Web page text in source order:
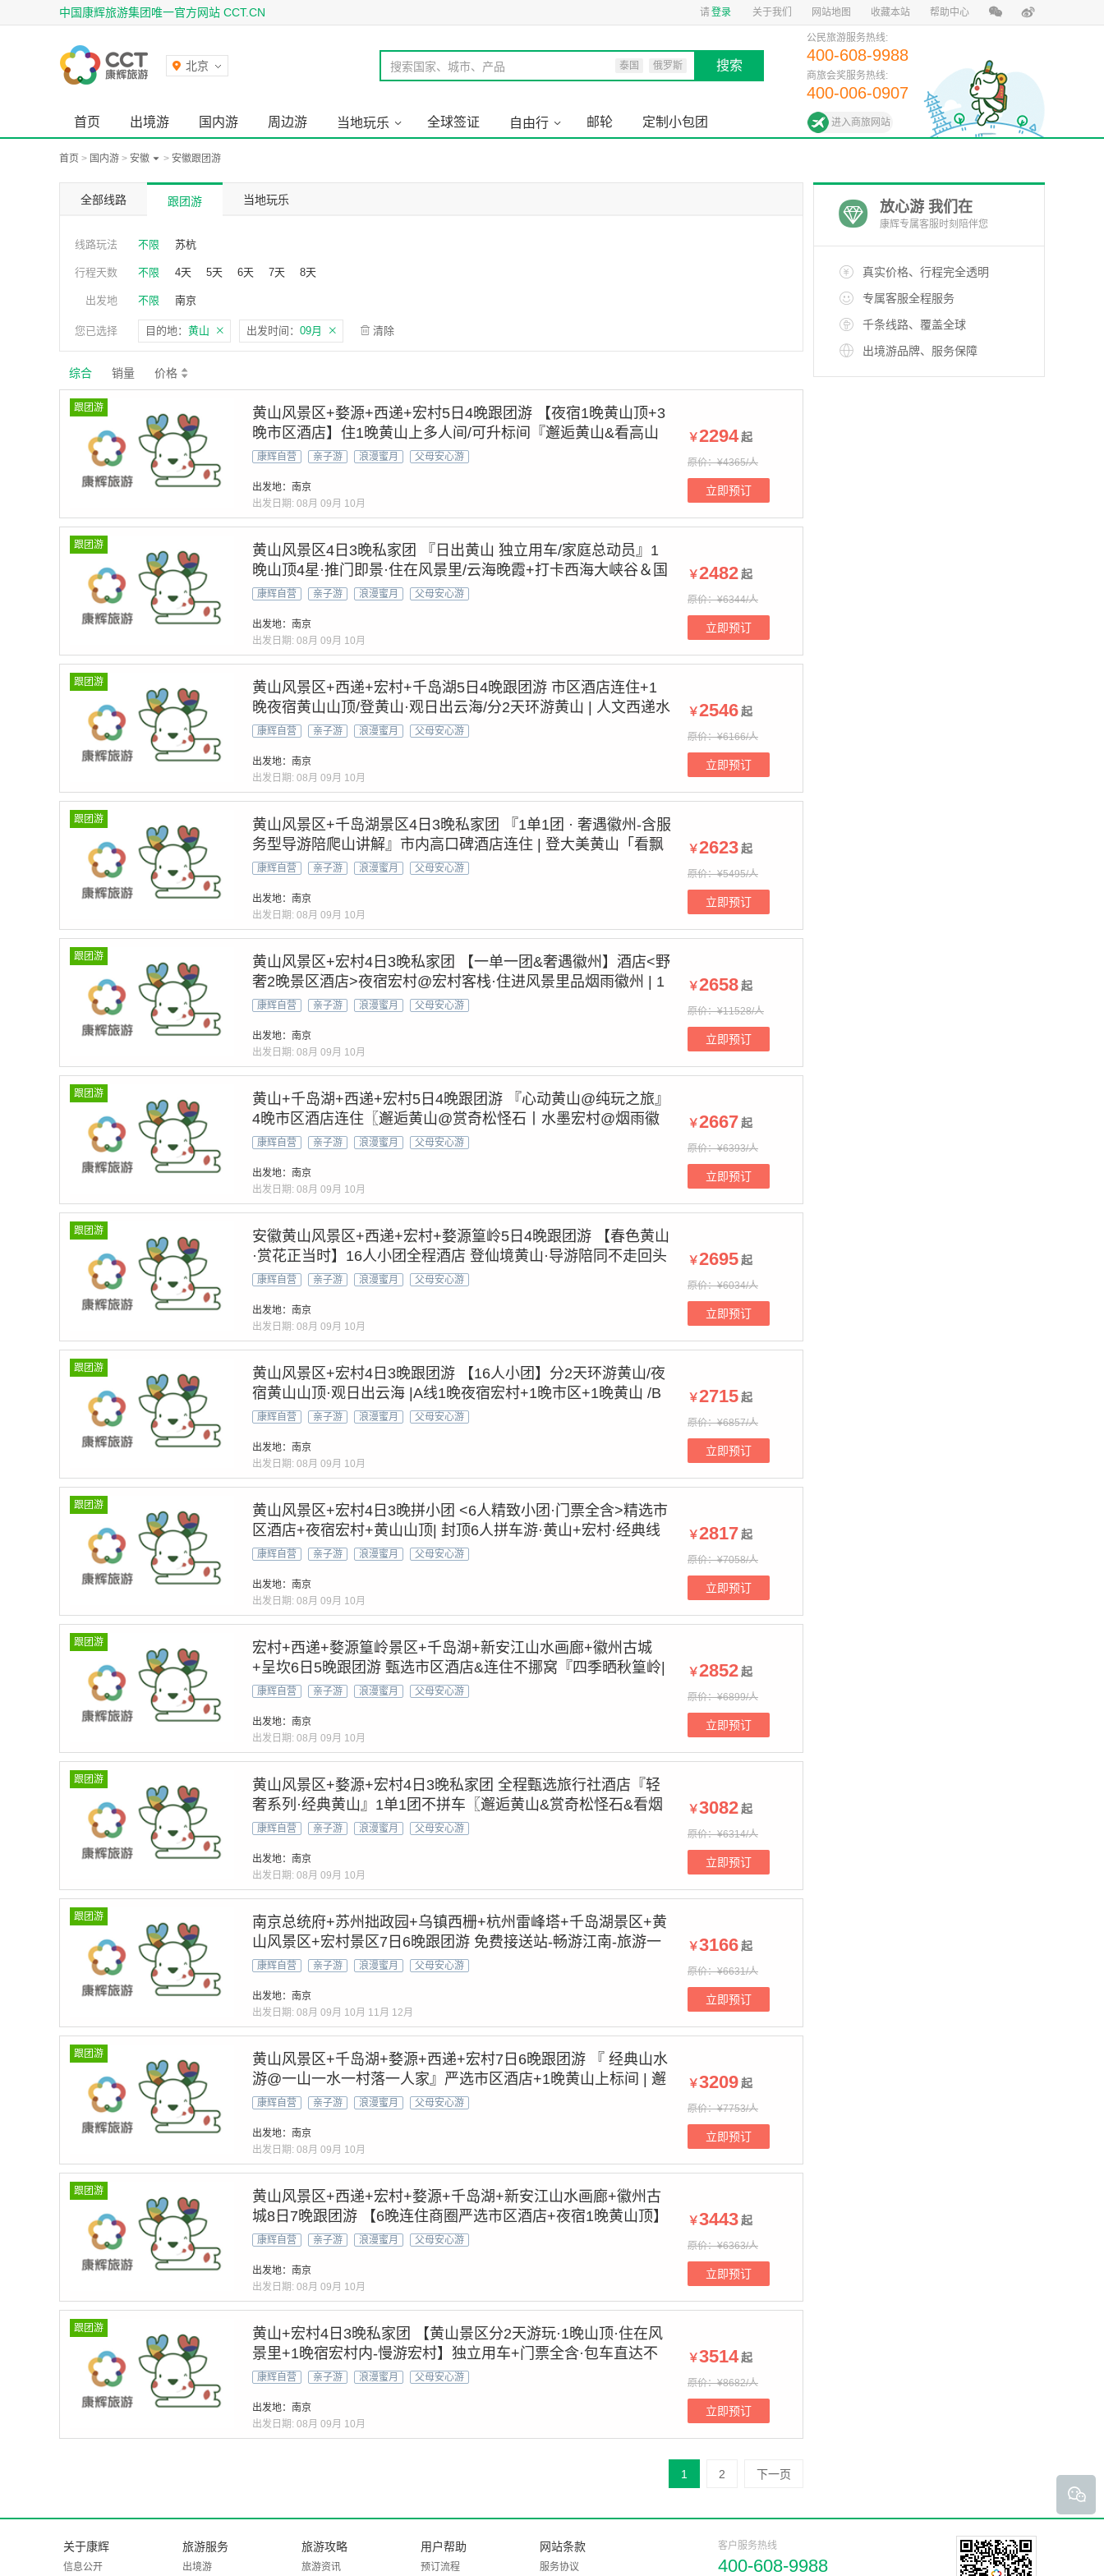
中国康辉旅游集团唯一官方网站 CCT.CN 请登录 关于我们 网站地图 收藏本站 帮助中心
北京 搜索国家、城市、产品 泰国 俄罗斯 搜索
公民旅游服务热线:
400-608-9988
商旅会奖服务热线:
400-006-0907
进入商旅网站
首页 出境游 国内游 周边游 当地玩乐 全球签证 自由行 邮轮 定制小包团
首页 > 国内游 > 安徽 > 安徽跟团游
全部线路 跟团游 当地玩乐
线路玩法 不限 苏杭
行程天数 不限 4天 5天 6天 7天 8天
出发地 不限 南京
您已选择 目的地： 黄山 出发时间： 09月 清除
综合 销量 价格
跟团游
黄山风景区+婺源+西递+宏村5日4晚跟团游 【夜宿1晚黄山顶+3
晚市区酒店】住1晚黄山上多人间/可升标间『邂逅黄山&看高山
日落&云海日出&奇松怪石 | 水墨宏村&品烟雨徽州&人文西递&行
康辉自营 亲子游 浪漫蜜月 父母安心游
出发地：南京
出发日期: 08月 09月 10月
￥2294起
原价：¥4365/人
立即预订
跟团游
黄山风景区4日3晚私家团 『日出黄山 独立用车/家庭总动员』1
晚山顶4星·推门即景·住在风景里/云海晚霞+打卡西海大峡谷＆国
宝迎客松+2晚市区//5星+赠登山3宝+含往返景交+咨询客服下单
康辉自营 亲子游 浪漫蜜月 父母安心游
出发地：南京
出发日期: 08月 09月 10月
￥2482起
原价：¥6344/人
立即预订
跟团游
黄山风景区+西递+宏村+千岛湖5日4晚跟团游 市区酒店连住+1
晚夜宿黄山山顶/登黄山·观日出云海/分2天环游黄山 | 人文西递水
墨宏村| 船游千岛湖登梅峰岛【赠游船票】|赠24H接送站+1v1管
康辉自营 亲子游 浪漫蜜月 父母安心游
出发地：南京
出发日期: 08月 09月 10月
￥2546起
原价：¥6166/人
立即预订
跟团游
黄山风景区+千岛湖景区4日3晚私家团 『1单1团 · 奢遇徽州-含服
务型导游陪爬山讲解』市内高口碑酒店连住 | 登大美黄山「看飘
渺云海·奇松怪石」船游秀丽千岛湖&登梅峰岛-24H接送站+1v1
康辉自营 亲子游 浪漫蜜月 父母安心游
出发地：南京
出发日期: 08月 09月 10月
￥2623起
原价：¥5495/人
立即预订
跟团游
黄山风景区+宏村4日3晚私家团 【一单一团&奢遇徽州】酒店<野
奢2晚景区酒店>夜宿宏村@宏村客栈·住进风景里品烟雨徽州 | 1
晚黄山顶@宿黄山顶·手摘星辰@登黄山仙境·赏云海日出&赏奇松
康辉自营 亲子游 浪漫蜜月 父母安心游
出发地：南京
出发日期: 08月 09月 10月
￥2658起
原价：¥11528/人
立即预订
跟团游
黄山+千岛湖+西递+宏村5日4晚跟团游 『心动黄山@纯玩之旅』
4晚市区酒店连住〖邂逅黄山@赏奇松怪石丨水墨宏村@烟雨徽
州丨西递@古民居博物馆丨千岛湖@千岛碧水画中游〗纯玩放心
康辉自营 亲子游 浪漫蜜月 父母安心游
出发地：南京
出发日期: 08月 09月 10月
￥2667起
原价：¥6393/人
立即预订
跟团游
安徽黄山风景区+西递+宏村+婺源篁岭5日4晚跟团游 【春色黄山
·赏花正当时】16人小团全程酒店 登仙境黄山·导游陪同不走回头
路/打卡《家业》同款古村·西递宏村+婺源篁岭·赏梯田油菜花海&
康辉自营 亲子游 浪漫蜜月 父母安心游
出发地：南京
出发日期: 08月 09月 10月
￥2695起
原价：¥6034/人
立即预订
跟团游
黄山风景区+宏村4日3晚跟团游 【16人小团】分2天环游黄山/夜
宿黄山山顶·观日出云海 |A线1晚夜宿宏村+1晚市区+1晚黄山 /B
线1晚黄山+2晚市区 |经典玩法&纯玩团&周末好去处+优选放心游
康辉自营 亲子游 浪漫蜜月 父母安心游
出发地：南京
出发日期: 08月 09月 10月
￥2715起
原价：¥6857/人
立即预订
跟团游
黄山风景区+宏村4日3晚拼小团 <6人精致小团·门票全含>精选市
区酒店+夜宿宏村+黄山山顶| 封顶6人拼车游·黄山+宏村·经典线
路|不起早·不赶路|真纯玩0购物+赠24H专属接送站+赠黄山登山
康辉自营 亲子游 浪漫蜜月 父母安心游
出发地：南京
出发日期: 08月 09月 10月
￥2817起
原价：¥7058/人
立即预订
跟团游
宏村+西递+婺源篁岭景区+千岛湖+新安江山水画廊+徽州古城
+呈坎6日5晚跟团游 甄选市区酒店&连住不挪窝『四季晒秋篁岭|
畅玩黄山核心热景: 水墨宏村·桃源西递·醉美篁岭·畅游千岛·山水
康辉自营 亲子游 浪漫蜜月 父母安心游
出发地：南京
出发日期: 08月 09月 10月
￥2852起
原价：¥6899/人
立即预订
跟团游
黄山风景区+婺源+宏村4日3晚私家团 全程甄选旅行社酒店『轻
奢系列·经典黄山』1单1团不拼车〖邂逅黄山&赏奇松怪石&看烟
雨徽州+水墨宏村+婺源篁岭/崖上古村/晒秋人家+赠篁岭往返索
康辉自营 亲子游 浪漫蜜月 父母安心游
出发地：南京
出发日期: 08月 09月 10月
￥3082起
原价：¥6314/人
立即预订
跟团游
南京总统府+苏州拙政园+乌镇西栅+杭州雷峰塔+千岛湖景区+黄
山风景区+宏村景区7日6晚跟团游 免费接送站-畅游江南-旅游一
次记忆一生-深度游
康辉自营 亲子游 浪漫蜜月 父母安心游
出发地：南京
出发日期: 08月 09月 10月 11月 12月
￥3166起
原价：¥6631/人
立即预订
跟团游
黄山风景区+千岛湖+婺源+西递+宏村7日6晚跟团游 『 经典山水
游@一山一水一村落一人家』严选市区酒店+1晚黄山上标间 | 邂
逅黄山&奇松怪石 | 人文西递&画里宏村&船游千岛湖&篁岭晒秋
康辉自营 亲子游 浪漫蜜月 父母安心游
出发地：南京
出发日期: 08月 09月 10月
￥3209起
原价：¥7753/人
立即预订
跟团游
黄山风景区+西递+宏村+婺源+千岛湖+新安江山水画廊+徽州古
城8日7晚跟团游 【6晚连住商圈严选市区酒店+夜宿1晚黄山顶】
2人-住1晚黄山上多人间/可升标间相约云巅@邂逅黄山&水墨宏
康辉自营 亲子游 浪漫蜜月 父母安心游
出发地：南京
出发日期: 08月 09月 10月
￥3443起
原价：¥6363/人
立即预订
跟团游
黄山+宏村4日3晚私家团 【黄山景区分2天游玩·1晚山顶·住在风
景里+1晚宿宏村内-慢游宏村】独立用车+门票全含·包车直达不
等待·专业土著司机＆多人车价自动分摊『/酒店/住景区深度游，
康辉自营 亲子游 浪漫蜜月 父母安心游
出发地：南京
出发日期: 08月 09月 10月
￥3514起
原价：¥8682/人
立即预订
1 2 下一页
放心游 我们在
康辉专属客服时刻陪伴您
真实价格、行程完全透明
专属客服全程服务
千条线路、覆盖全球
出境游品牌、服务保障
关于康辉
信息公开
旅游服务
出境游
旅游攻略
旅游资讯
用户帮助
预订流程
网站条款
服务协议
客户服务热线
400-608-9988